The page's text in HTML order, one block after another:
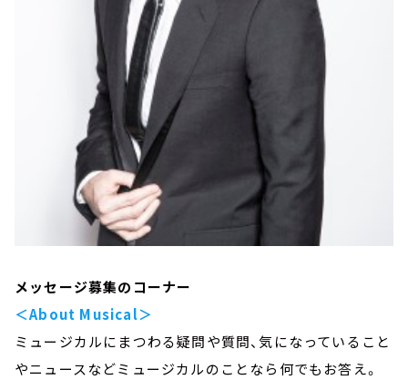
メッセージ募集のコーナー
＜About Musical＞
ミュージカルにまつわる疑問や質問、気になっていること
やニュースなどミュージカルのことなら何でもお答え。